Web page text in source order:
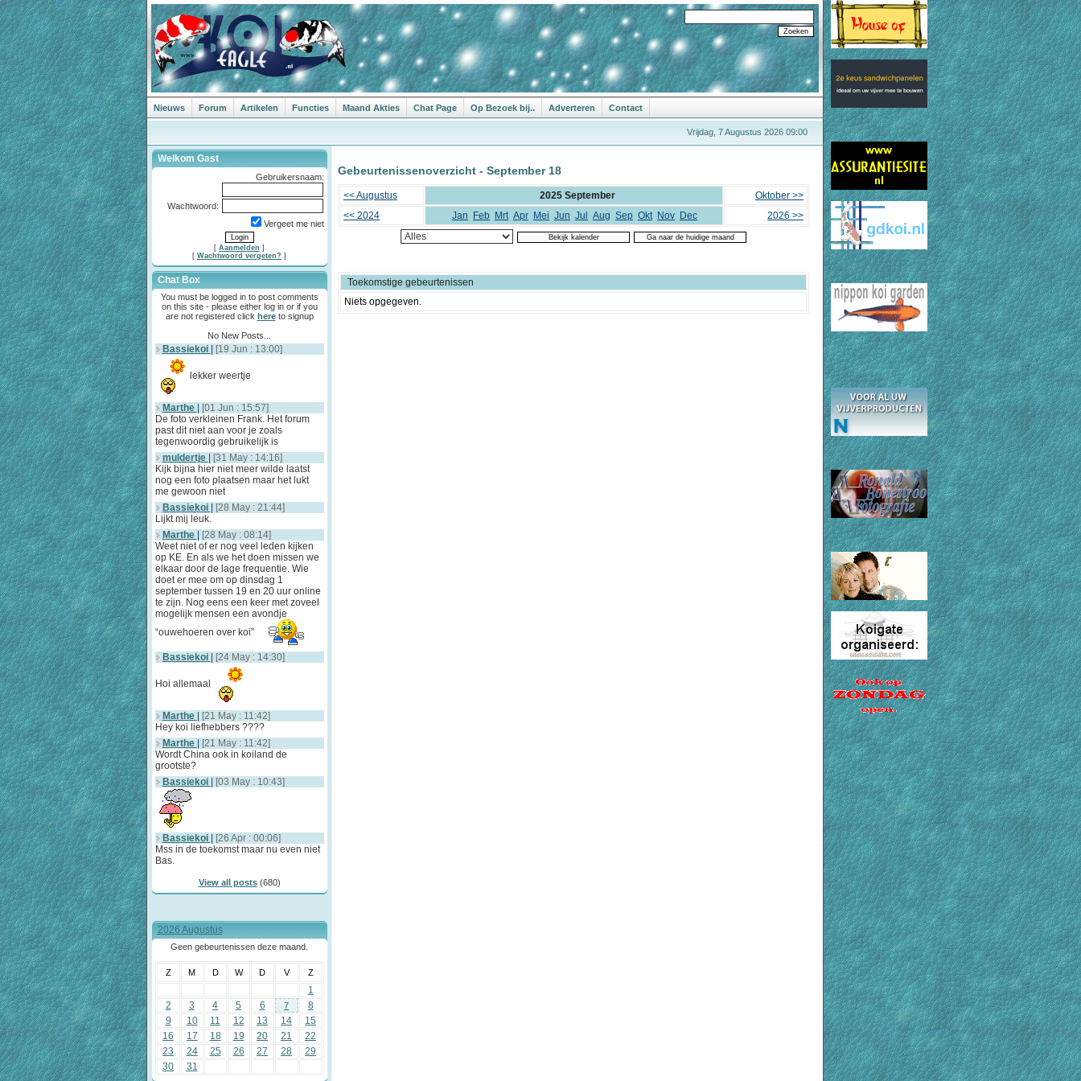
Nieuws Forum Artikelen Functies Maand Akties Chat Page Op Bezoek bij.. Adverteren Contact
Vrijdag, 7 Augustus 2026 09:00
Welkom Gast
Gebruikersnaam:
Wachtwoord:
Vergeet me niet
[ Aanmelden ]
[ Wachtwoord vergeten? ]
Chat Box
You must be logged in to post comments
on this site - please either log in or if you
are not registered click hereto signup
No New Posts...
Bassiekoi [19 Jun : 13:00]
lekker weertje
Marthe
[01 Jun : 15:57]
De foto verkleinen Frank. Het forum
past dit niet aan voor je zoals
tegenwoordig gebruikelijk is
muldertje
[31 May : 14:16]
Kijk bijna hier niet meer wilde laatst
nog een foto plaatsen maar het lukt
me gewoon niet
Bassiekoi
[28 May : 21:44]
Lijkt mij leuk.
Marthe
[28 May : 08:14]
Weet niet of er nog veel leden kijken
op KE. En als we het doen missen we
elkaar door de lage frequentie. Wie
doet er mee om op dinsdag 1
september tussen 19 en 20 uur online
te zijn. Nog eens een keer met zoveel
mogelijk mensen een avondje
“ouwehoeren over koi”
Bassiekoi [24 May : 14:30]
Hoi allemaal
Marthe
[21 May : 11:42]
Hey koi liefhebbers ????
Marthe
[21 May : 11:42]
Wordt China ook in koiland de
grootste?
Bassiekoi
[03 May : 10:43]
Bassiekoi
[26 Apr : 00:06]
Mss in de toekomst maar nu even niet
Bas.
View all posts(680)
2026 Augustus
Geen gebeurtenissen deze maand.
Z M D W D V Z
1
2
3 4 5 6 7
8
9
10 11 12 13 14
15
16
17 18 19 20 21
22
23
24 25 26 27 28
29
30
31
Gebeurtenissenoverzicht - September 18
<< Augustus 2025 September
Oktober >>
<< 2024
Jan Feb Mrt Apr Mei Jun Jul Aug Sep Okt Nov Dec 2026 >>
Toekomstige gebeurtenissen
Niets opgegeven.